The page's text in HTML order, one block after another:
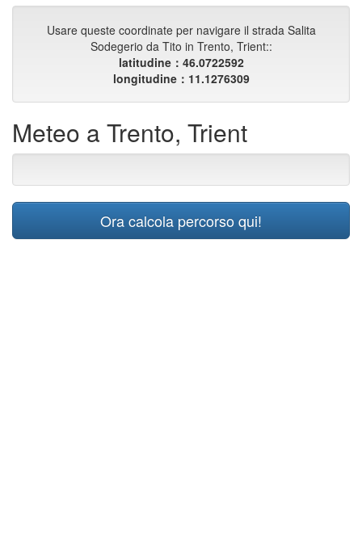
Usare queste coordinate per navigare il strada Salita
Sodegerio da Tito in Trento, Trient::
latitudine：46.0722592
longitudine：11.1276309
Meteo a Trento, Trient
Ora calcola percorso qui!